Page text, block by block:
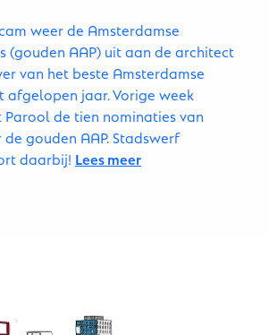
weer de Amsterdamse
(gouden AAP) uit aan de architect
van het beste Amsterdamse
afgelopen jaar. Vorige week
de tien nominaties van
gouden AAP. Stadswerf
daarbij! Lees meer